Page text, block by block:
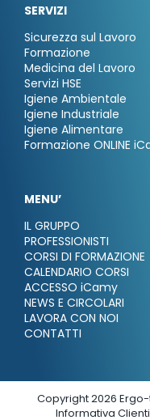
SERVIZI
Sicurezza sul Lavoro
Formazione
Medicina del Lavoro
Servizi HSE
Igiene Ambientale
Igiene Industriale
Igiene Alimentare
Formazione ONLINE
MENU’
IL GRUPPO
PROFESSIONISTI
CORSI DI FORMAZIONE
CALENDARIO CORSI
ACCESSO iCamy
NEWS E CIRCOLARI
LAVORA CON NOI
CONTATTI
Copyright 2026 Ergo-
Informativa Clienti